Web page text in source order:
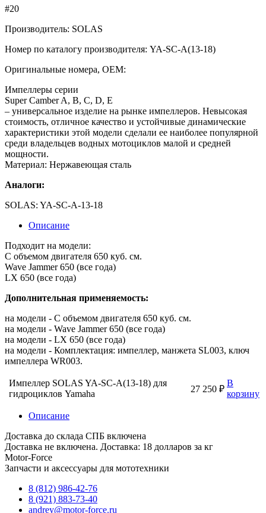
#20
Производитель: SOLAS
Номер по каталогу производителя: YA-SC-A(13-18)
Оригинальные номера, OEM:
Импеллеры серии
Super Camber A, B, C, D, E
– универсальное изделие на рынке импеллеров. Невысокая
стоимость, отличное качество и устойчивые динамические
характеристики этой модели сделали ее наиболее популярной
среди владельцев водных мотоциклов малой и средней
мощности.
Материал: Нержавеющая сталь
Аналоги:
SOLAS: YA-SC-A-13-18
Описание
Подходит на модели:
С объемом двигателя 650 куб. см.
Wave Jammer 650 (все года)
LX 650 (все года)
Дополнительная применяемость:
на модели - С объемом двигателя 650 куб. см.
на модели - Wave Jammer 650 (все года)
на модели - LX 650 (все года)
на модели - Комплектация: импеллер, манжета SL003, ключ
импеллера WR003.
Импеллер SOLAS YA-SC-A(13-18) для
гидроциклов Yamaha
27 250 ₽
В
корзину
Описание
Доставка до склада СПБ включена
Доставка не включена. Доставка: 18 долларов за кг
Motor-Force
Запчасти и аксессуары для мототехники
8 (812) 986-42-76
8 (921) 883-73-40
andrey@motor-force.ru